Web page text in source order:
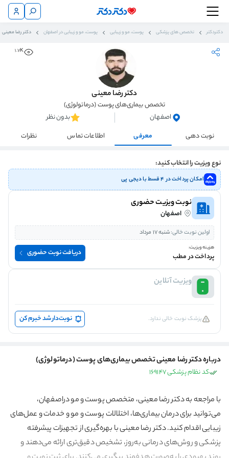
دکتردکتر تخصص های پزشکی پوست، مو و زیبایی پوست، مو و زیبایی در اصفهان دکتر رضا معینی
1.7K
دکتر رضا معینی
تخصص بیماری‌های پوست (درماتولوژی)
اصفهان
بدون نظر
نوبت دهی
معرفی اطلاعات تماس نظرات
نوع ویزیت را انتخاب کنید:
امکان پرداخت در ۴ قسط با دیجی پی
نوبت ویزیت حضوری
اصفهان
اولین نوبت خالی:شنبه 17 مرداد
هزینه ویزیت:
پرداخت در مطب دریافت نوبت حضوری
ویزیت آنلاین
پزشک نوبت خالی ندارد. نوبت‌دار شد خبرم کن
درباره دکتر رضا معینی تخصص بیماری‌های پوست (درماتولوژی)
کد نظام پزشکی 169147
با مراجعه به دکتر رضا معینی، متخصص پوست و مو دراصفهان،
می‌توانید برای درمان بیماری‌ها، اختلالات پوست و مو و خدمات و عمل‌های
زیبایی اقدام کنید. دکتر رضا معینی با بهره‌گیری از تجهیزات پیشرفته
پزشکی و روش‌های درمانی به‌روز، تشخیص دقیق‌تری ارائه می‌دهند و